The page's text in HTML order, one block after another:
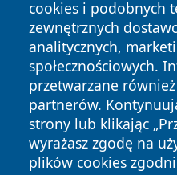
cookies i podobnych
zewnętrznych
analitycznych,
społecznościowych.
przetwarzane
partnerów.
strony lub klikając
wyrażasz zgodę na
plików cookies
Copyright © 2026
zastrzeżone.
News Autorzy
Polityka